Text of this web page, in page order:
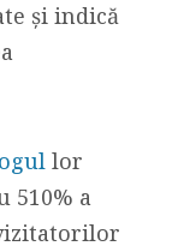
și indică
lor
510% a